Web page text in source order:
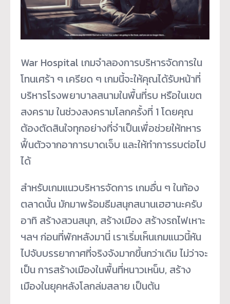
War Hospital เกมจำลองการบริหารจัดการใน
โทนเศร้า ๆ เครียด ๆ เกมนี้จะให้คุณได้รับหน้าที่
บริหารโรงพยาบาลสนามในพื้นที่รบ หรือในเขต
สงคราม ในช่วงสงครามโลกครั้งที่ 1 โดยคุณ
ต้องตัดสินใจทุกอย่างที่จำเป็นเพื่อช่วยให้ทหาร
ฟื้นตัวจากอาการบาดเจ็บ และให้ทำการรบต่อไป
ได้
สำหรับเกมแนวบริหารจัดการ เกมอื่น ๆ ในท้อง
ตลาดนั้น มักมาพร้อมธีมสนุกสนานเฮฮานะครับ
อาทิ สร้างสวนสนุก, สร้างเมือง สร้างรถไฟเหาะ
ฯลฯ ก่อนที่พักหลังมานี่ เราเริ่มเห็นเกมแนวนี้หัน
ไปจับบรรยากาศที่จริงจังมากขึ้นกว่าเดิม ไม่ว่าจะ
เป็น การสร้างเมืองในพื้นที่หนาวเหน็บ, สร้าง
เมืองในยุคหลังโลกล่มสลาย เป็นต้น